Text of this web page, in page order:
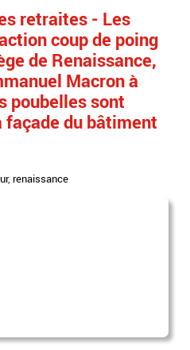
retraites - Les
coup de poing
de Renaissance,
Macron à
poubelles sont
façade du bâtiment
,renaissance